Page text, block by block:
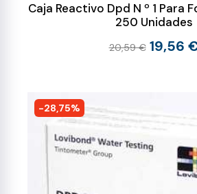
Caja Reactivo Dpd N º 1 Para
250 Unidades
20,59 € 19,56
-28,75%